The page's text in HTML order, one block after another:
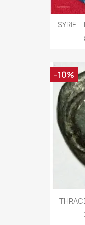
SYRIE
-10%